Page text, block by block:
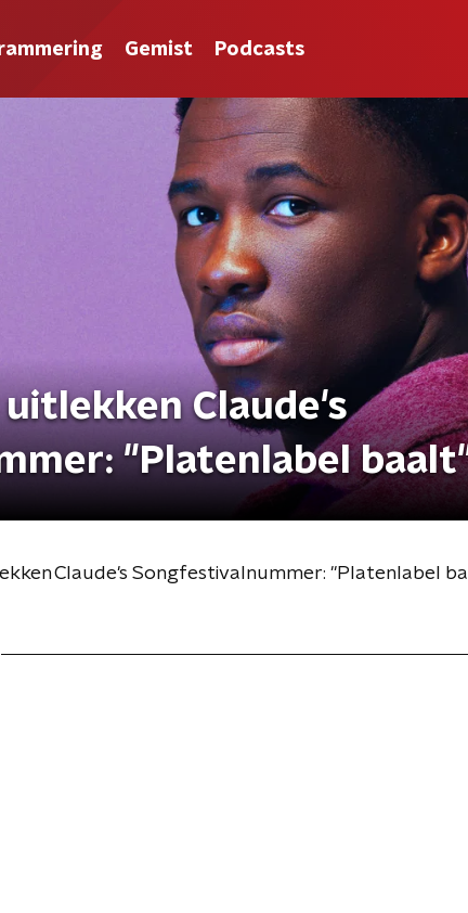
Gemist Podcasts
Claude's
"Platenlabel
Claude's Songfestivalnummer: "Platenlabel